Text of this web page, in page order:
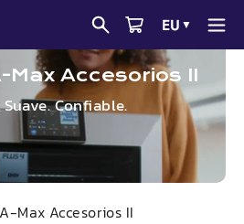
EU ▼
Max Accesorios II
Confiable.
Max Accesorios II